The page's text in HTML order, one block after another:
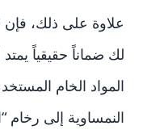
علاوة على ذلك،
لك ضماناً حقيقياً
المواد الخام
النمساوية إلى رخام